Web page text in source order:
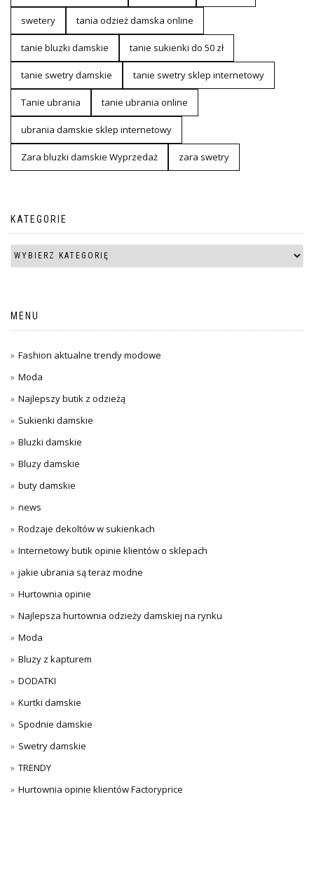
swetery tania odzież damska online
tanie bluzki damskie tanie sukienki do 50 zł
tanie swetry damskie tanie swetry sklep internetowy
Tanie ubrania tanie ubrania online
ubrania damskie sklep internetowy
Zara bluzki damskie Wyprzedaż zara swetry
KATEGORIE
MENU
Fashion aktualne trendy modowe
Moda
Najlepszy butik z odzieżą
Sukienki damskie
Bluzki damskie
Bluzy damskie
buty damskie
news
Rodzaje dekoltów w sukienkach
Internetowy butik opinie klientów o sklepach
jakie ubrania są teraz modne
Hurtownia opinie
Najlepsza hurtownia odzieży damskiej na rynku
Moda
Bluzy z kapturem
DODATKI
Kurtki damskie
Spodnie damskie
Swetry damskie
TRENDY
Hurtownia opinie klientów Factoryprice